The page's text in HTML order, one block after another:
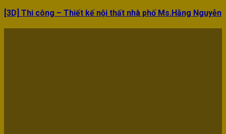
[3D] Thi công – Thiết kế nội thất nhà phố Ms.Hằng Nguyễn